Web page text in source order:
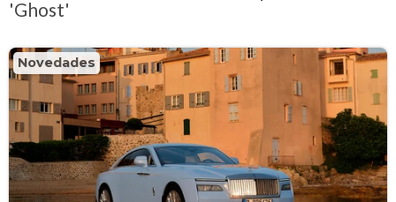
'Ghost'
Novedades